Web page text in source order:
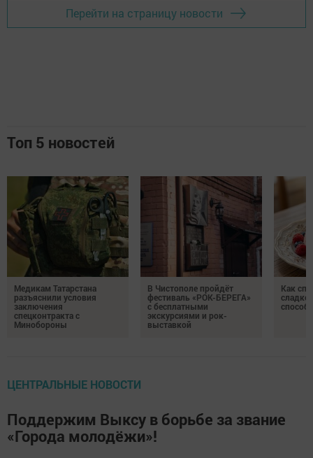
Перейти на страницу новости
Топ 5 новостей
Медикам Татарстана
разъяснили условия
заключения
спецконтракта с
Минобороны
В Чистополе пройдёт
фестиваль «РОК-БЕРЕГА»
с бесплатными
экскурсиями и рок-
выставкой
Как
ЦЕНТРАЛЬНЫЕ НОВОСТИ
Поддержим Выксу в борьбе за звание
«Города молодёжи»!